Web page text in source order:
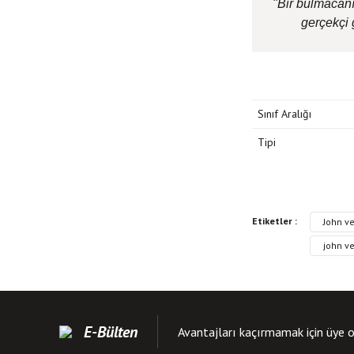
"Bir
gerçekçi
Sınıf Aralığı
Tipi
Bu kitabın fiyat bilgisi,
Görüş ve önerileriniz
Kitap bilgilerinde
Kitap fiyatı diğer
Etiketler : John
john
E-Bülten Avantajları kaçırmamak için üye